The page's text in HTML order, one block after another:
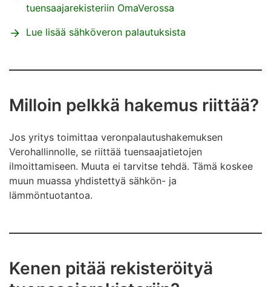
tuensaajarekisteriin OmaVerossa
Lue lisää sähköveron palautuksista
Milloin pelkkä hakemus riittää?
Jos yritys toimittaa veronpalautushakemuksen
Verohallinnolle, se riittää tuensaajatietojen
ilmoittamiseen. Muuta ei tarvitse tehdä. Tämä koskee
muun muassa yhdistettyä sähkön- ja
lämmöntuotantoa.
Kenen pitää rekisteröityä